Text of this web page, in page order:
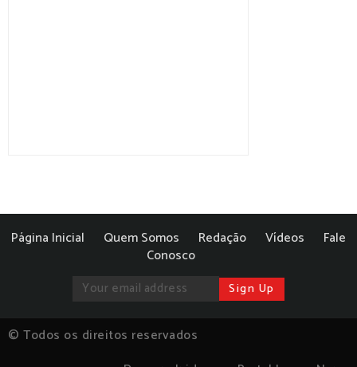
Página Inicial Quem Somos Redação Vídeos
Fale
Conosco
© Todos os direitos reservados